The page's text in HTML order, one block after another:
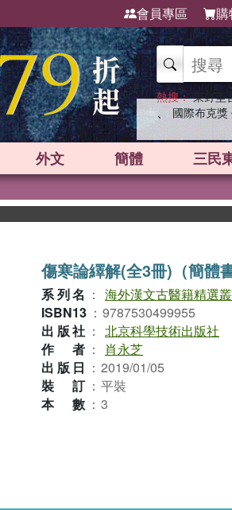
會員專區
熱搜： 東野圭
、 國際布克
外文 簡體 三民
傷寒論繹解(全3冊)（簡體書
系列名 ： 海外漢文古醫籍精選
ISBN13 ： 9787530499955
出版社 ： 北京科學技術出版社
作者 ：
肖永芝
出版日 ： 2019/01/05
裝訂 ： 平裝
本數 ： 3